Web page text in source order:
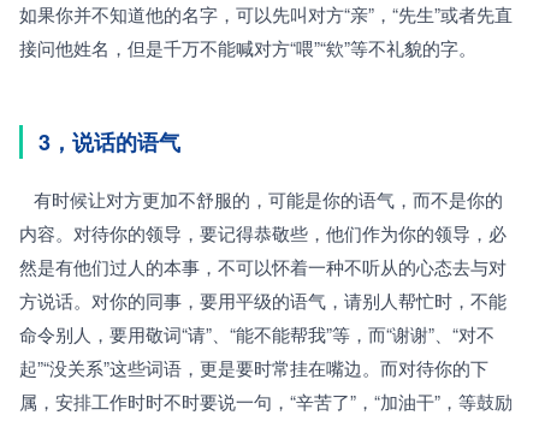
如果你并不知道他的名字，可以先叫对方“亲”，“先生”或者先直
接问他姓名，但是千万不能喊对方“喂”“欸”等不礼貌的字。
3，说话的语气
内容。对待你的领导，要记得恭敬些，他们作为你的领导，必
然是有他们过人的本事，不可以怀着一种不听从的心态去与对
方说话。对你的同事，要用平级的语气，请别人帮忙时，不能
命令别人，要用敬词“请”、“能不能帮我”等，而“谢谢”、“对不
起”“没关系”这些词语，更是要时常挂在嘴边。而对待你的下
属，安排工作时时不时要说一句，“辛苦了”，“加油干”，等鼓励